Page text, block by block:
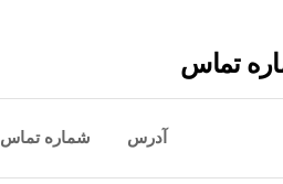
تماس
آدرس شماره تماس